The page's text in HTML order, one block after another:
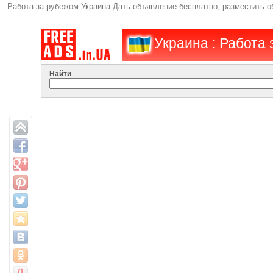
Работа за рубежом Украина Дать объявление бесплатно, разместить
Украина : Работа
Найти